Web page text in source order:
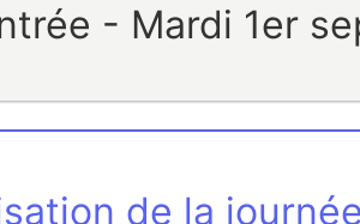
- Mardi 1er
de la journée